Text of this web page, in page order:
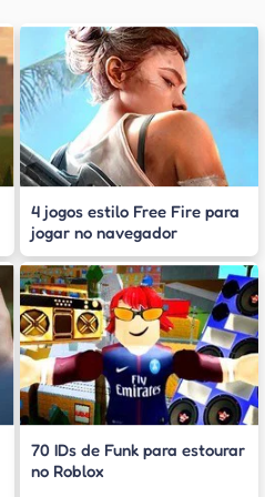
4 jogos estilo Free Fire para
jogar no navegador
70 IDs de Funk para estourar
no Roblox